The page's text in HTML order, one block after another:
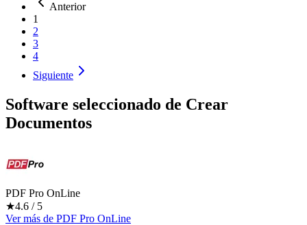
Anterior
1
2
3
4
Siguiente
Software seleccionado de Crear
Documentos
PDF Pro OnLine
★4.6 / 5
Ver más de PDF Pro OnLine